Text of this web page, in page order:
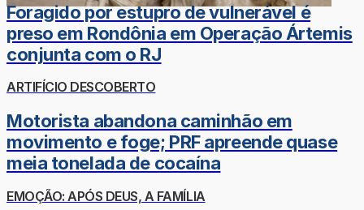
Foragido por estupro de vulnerável é
preso em Rondônia em Operação Ártemis
conjunta com o RJ
ARTIFÍCIO DESCOBERTO
Motorista abandona caminhão em
movimento e foge; PRF apreende quase
meia tonelada de cocaína
EMOÇÃO: APÓS DEUS, A FAMÍLIA